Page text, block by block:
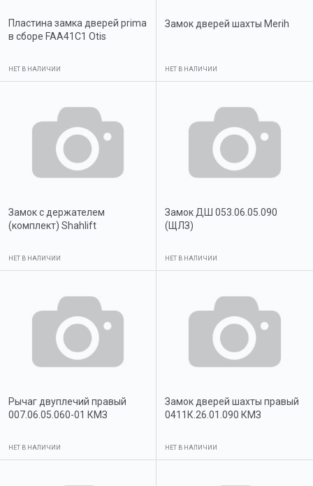
Пластина замка дверей prima
в сборе FAA41C1 Otis
НЕТ В НАЛИЧИИ
Замок дверей шахты Merih
НЕТ В НАЛИЧИИ
Замок с держателем
(комплект) Shahlift
НЕТ В НАЛИЧИИ
Замок ДШ 053.06.05.090
(ЩЛЗ)
НЕТ В НАЛИЧИИ
Рычаг двуплечий правый
007.06.05.060-01 КМЗ
НЕТ В НАЛИЧИИ
Замок дверей шахты правый
0411К.26.01.090 КМЗ
НЕТ В НАЛИЧИИ